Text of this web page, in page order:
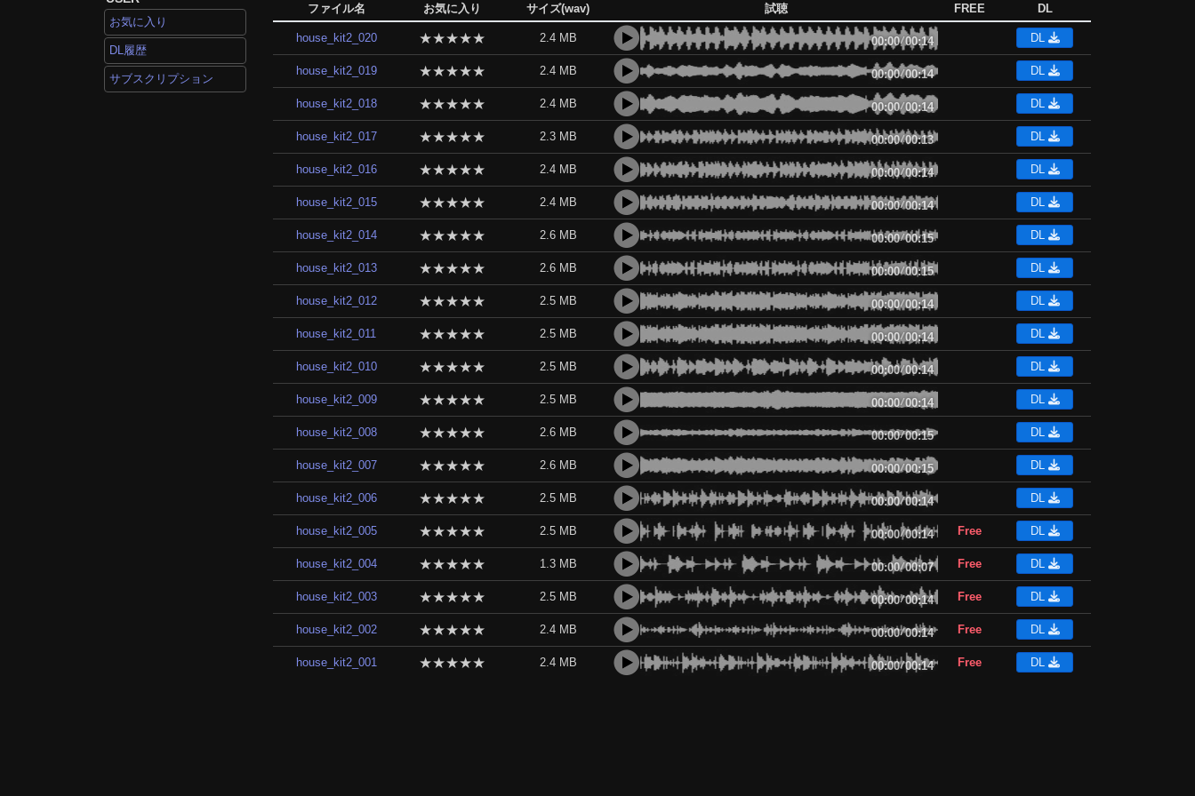
お気に入り
DL履歴
サブスクリプション
ファイル名 お気に入り サイズ(wav) 試聴 FREE DL
house_kit2_020 ★★★★★ 2.4 MB 00:00/00:14 DL
house_kit2_019 ★★★★★ 2.4 MB 00:00/00:14 DL
house_kit2_018 ★★★★★ 2.4 MB 00:00/00:14 DL
house_kit2_017 ★★★★★ 2.3 MB 00:00/00:13 DL
house_kit2_016 ★★★★★ 2.4 MB 00:00/00:14 DL
house_kit2_015 ★★★★★ 2.4 MB 00:00/00:14 DL
house_kit2_014 ★★★★★ 2.6 MB 00:00/00:15 DL
house_kit2_013 ★★★★★ 2.6 MB 00:00/00:15 DL
house_kit2_012 ★★★★★ 2.5 MB 00:00/00:14 DL
house_kit2_011 ★★★★★ 2.5 MB 00:00/00:14 DL
house_kit2_010 ★★★★★ 2.5 MB 00:00/00:14 DL
house_kit2_009 ★★★★★ 2.5 MB 00:00/00:14 DL
house_kit2_008 ★★★★★ 2.6 MB 00:00/00:15 DL
house_kit2_007 ★★★★★ 2.6 MB 00:00/00:15 DL
house_kit2_006 ★★★★★ 2.5 MB 00:00/00:14 DL
house_kit2_005 ★★★★★ 2.5 MB 00:00/00:14 Free DL
house_kit2_004 ★★★★★ 1.3 MB 00:00/00:07 Free DL
house_kit2_003 ★★★★★ 2.5 MB 00:00/00:14 Free DL
house_kit2_002 ★★★★★ 2.4 MB 00:00/00:14 Free DL
house_kit2_001 ★★★★★ 2.4 MB 00:00/00:14 Free DL